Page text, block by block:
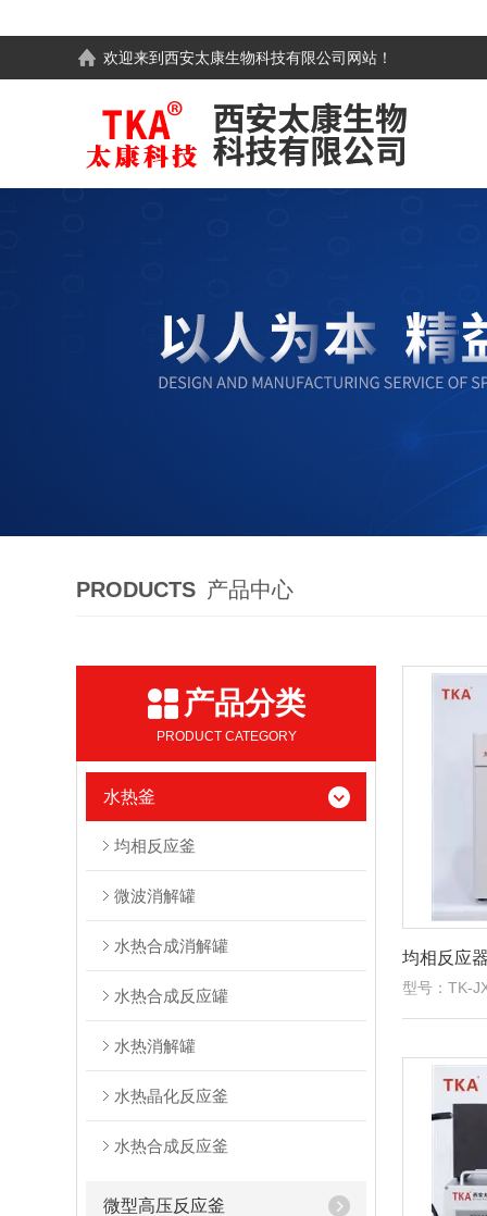
欢迎来到西安太康生物科技有限公司 网站！
PRODUCTS 产品中心
产品分类
PRODUCT CATEGORY
水热釜
均相反应釜
微波消解罐
水热合成消解罐
水热合成反应罐
水热消解罐
水热晶化反应釜
水热合成反应釜
微型高压反应釜
均相反应
型号：TK-